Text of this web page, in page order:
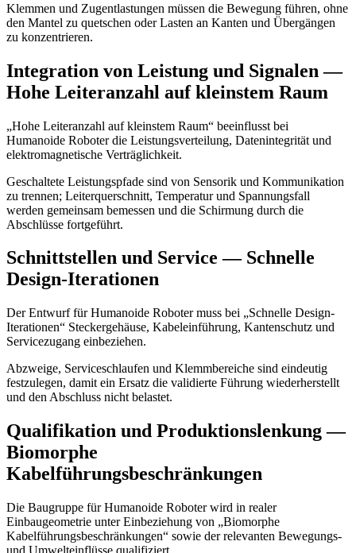
Klemmen und Zugentlastungen müssen die Bewegung führen, ohne
den Mantel zu quetschen oder Lasten an Kanten und Übergängen
zu konzentrieren.
Integration von Leistung und Signalen —
Hohe Leiteranzahl auf kleinstem Raum
„Hohe Leiteranzahl auf kleinstem Raum“ beeinflusst bei
Humanoide Roboter die Leistungsverteilung, Datenintegrität und
elektromagnetische Verträglichkeit.
Geschaltete Leistungspfade sind von Sensorik und Kommunikation
zu trennen; Leiterquerschnitt, Temperatur und Spannungsfall
werden gemeinsam bemessen und die Schirmung durch die
Abschlüsse fortgeführt.
Schnittstellen und Service — Schnelle
Design-Iterationen
Der Entwurf für Humanoide Roboter muss bei „Schnelle Design-
Iterationen“ Steckergehäuse, Kabeleinführung, Kantenschutz und
Servicezugang einbeziehen.
Abzweige, Serviceschlaufen und Klemmbereiche sind eindeutig
festzulegen, damit ein Ersatz die validierte Führung wiederherstellt
und den Abschluss nicht belastet.
Qualifikation und Produktionslenkung —
Biomorphe
Kabelführungsbeschränkungen
Die Baugruppe für Humanoide Roboter wird in realer
Einbaugeometrie unter Einbeziehung von „Biomorphe
Kabelführungsbeschränkungen“ sowie der relevanten Bewegungs-